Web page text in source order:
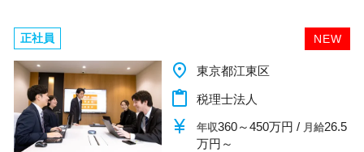
NEW
正社員
place 東京都江東区
content_paste 税理士法人
currency_yen 年収360～450万円 / 月給26.5
万円～